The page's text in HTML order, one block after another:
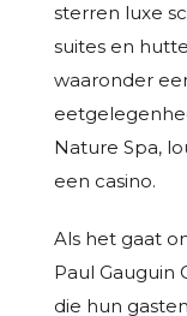
sterren luxe
suites en
waaronder
Nature Spa,
een casino.
Als het gaat
Paul Gauguin
die hun